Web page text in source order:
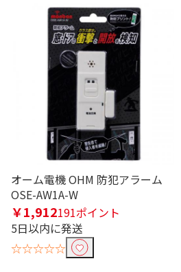
オーム電機 OHM 防犯アラーム
OSE-AW1A-W
￥1,912191ポイント
5日以内に発送
☆☆☆☆☆